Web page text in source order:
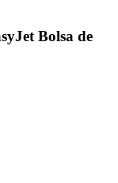
Bolsa de